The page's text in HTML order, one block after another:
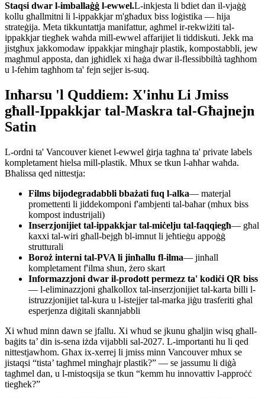
Staqsi dwar l-imballaġġ l-ewwel.L-inkjesta li bdiet dan il-vjaġġ
kollu għallmitni li l-ippakkjar m'għadux biss loġistika — hija
strateġija. Meta tikkuntattja manifattur, agħmel ir-rekwiżiti tal-
ippakkjar tiegħek waħda mill-ewwel affarijiet li tiddiskuti. Jekk ma
jistgħux jakkomodaw ippakkjar mingħajr plastik, kompostabbli, jew
magħmul apposta, dan jgħidlek xi ħaġa dwar il-flessibbiltà tagħhom
u l-fehim tagħhom ta' fejn sejjer is-suq.
Inħarsu 'l Quddiem: X'inhu Li Jmiss
għall-Ippakkjar tal-Maskra tal-Għajnejn
Satin
L-ordni ta' Vancouver kienet l-ewwel ġirja tagħna ta' private labels
kompletament ħielsa mill-plastik. Mhux se tkun l-aħħar waħda.
Bħalissa qed nittestja:
Films bijodegradabbli bbażati fuq l-alka— materjal
promettenti li jiddekomponi f'ambjenti tal-baħar (mhux biss
kompost industrijali)
Inserzjonijiet tal-ippakkjar tal-miċelju tal-faqqiegħ— għal
kaxxi tal-wiri għall-bejgħ bl-imnut li jeħtieġu appoġġ
strutturali
Boroż interni tal-PVA li jinħallu fl-ilma— jinħall
kompletament f'ilma sħun, żero skart
Informazzjoni dwar il-prodott permezz ta' kodiċi QR biss
— l-eliminazzjoni għalkollox tal-inserzjonijiet tal-karta billi l-
istruzzjonijiet tal-kura u l-istejjer tal-marka jiġu trasferiti għal
esperjenza diġitali skannjabbli
Xi wħud minn dawn se jfallu. Xi wħud se jkunu għaljin wisq għall-
baġits ta’ din is-sena iżda vijabbli sal-2027. L-importanti hu li qed
nittestjawhom. Għax ix-xerrej li jmiss minn Vancouver mhux se
jistaqsi “tista’ tagħmel mingħajr plastik?” — se jassumu li diġà
tagħmel dan, u l-mistoqsija se tkun “kemm hu innovattiv l-approċċ
tiegħek?”